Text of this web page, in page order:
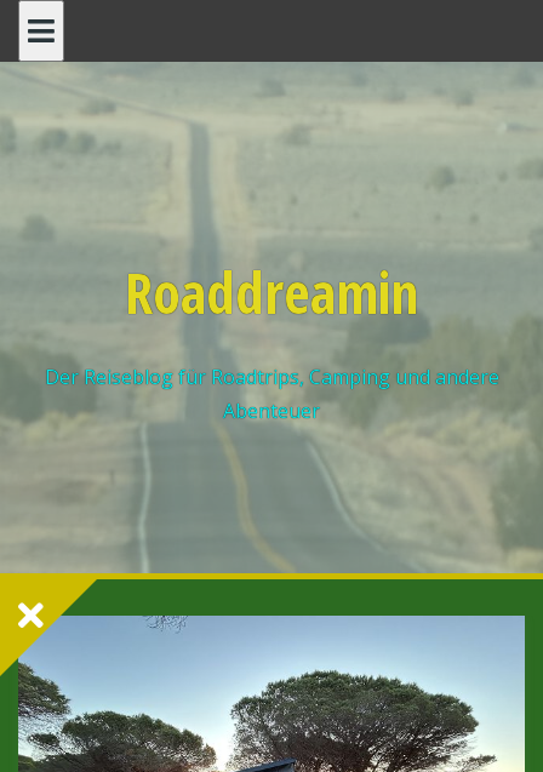
Roaddreamin
Der Reiseblog für Roadtrips, Camping und andere
Abenteuer